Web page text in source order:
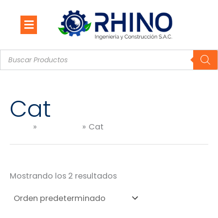
contenido
Búsqueda
de
productos
Cat
Cat
Mostrando los 2 resultados